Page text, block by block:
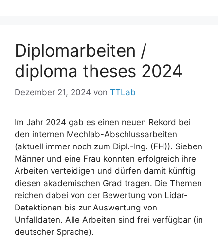
Diplomarbeiten /
diploma theses 2024
Dezember 21, 2024 von TTLab
Im Jahr 2024 gab es einen neuen Rekord bei
den internen Mechlab-Abschlussarbeiten
(aktuell immer noch zum Dipl.-Ing. (FH)). Sieben
Männer und eine Frau konnten erfolgreich ihre
Arbeiten verteidigen und dürfen damit künftig
diesen akademischen Grad tragen. Die Themen
reichen dabei von der Bewertung von Lidar-
Detektionen bis zur Auswertung von
Unfalldaten. Alle Arbeiten sind frei verfügbar (in
deutscher Sprache).